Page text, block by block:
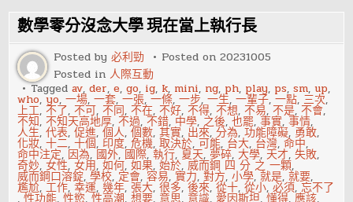
機
會，
但
太
太
要
照
顧
娘
家
老
母
親
怎
麼
辦？
數學零分沒念大學 現在當上執行長
Posted by必利勁 Posted on20231005
Posted in人際互動
Taggedav,der,e,go, ig, k, mini, ng, ph, play, ps,sm,up,
who,yo,一場,一套,一張,一條,一步,一生,一輩子,一點, 三次,
上工,不了,不可,不同,不在,不好,不得,不想,不易,不是,不會,
不知,不知天高地厚,不過,不錯, 中學, 之後,也罷,事實,事情,
人生,代表,促進,個人,個數,其實, 出來,分為,功能障礙, 勇敢,
化妝,十二,十個, 印度,危機,取決於,可能, 台大, 台灣,命中,
命中注定, 因為, 國外, 國際,執行, 夏天,夢碎,大學, 天才,失敗,
奇妙,女性,女用,如何,如果,始於,威而鋼 四 分 之 一顆,
威而鋼口溶錠,學校, 定會,容易,實力,對方,小學,就是,就要,
尷尬,工作,幸運,幾年,張大,很多,後來,從十,從小,必須,忘不了
,性功能,性慾,性高潮,想要, 意思, 意識, 愛因斯坦,懂得,應該,